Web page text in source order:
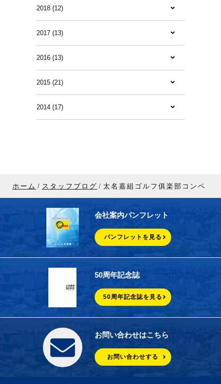
2018 (12)
2017 (13)
2016 (13)
2015 (21)
2014 (17)
ホーム スタッフブログ 太名嘉組ゴルフ俱楽部コンペ
会社案内パンフレット
パンフレットを見る
50周年記念誌
50周年記念誌を見る
お問い合わせはこちら
お問い合わせする